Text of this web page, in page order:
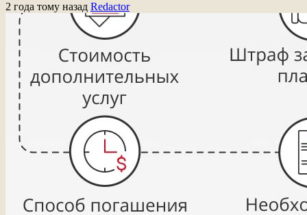
2 года тому назад Redactor